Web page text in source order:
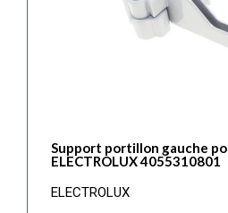
Support portillon gauche
ELECTROLUX 4055310801
ELECTROLUX